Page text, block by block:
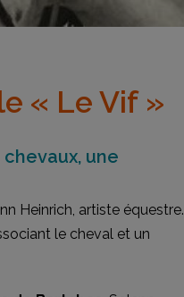
« Le Vif »
une
Heinrich, artiste équestre.
le cheval et un